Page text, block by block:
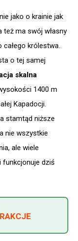
jako o krainie jak
też ma swój własny
królestwa.
o tej samej
skalna
1400 m
Kapadocji.
stamtąd niższe
nie wszystkie
ale wiele
funkcjonuje dziś